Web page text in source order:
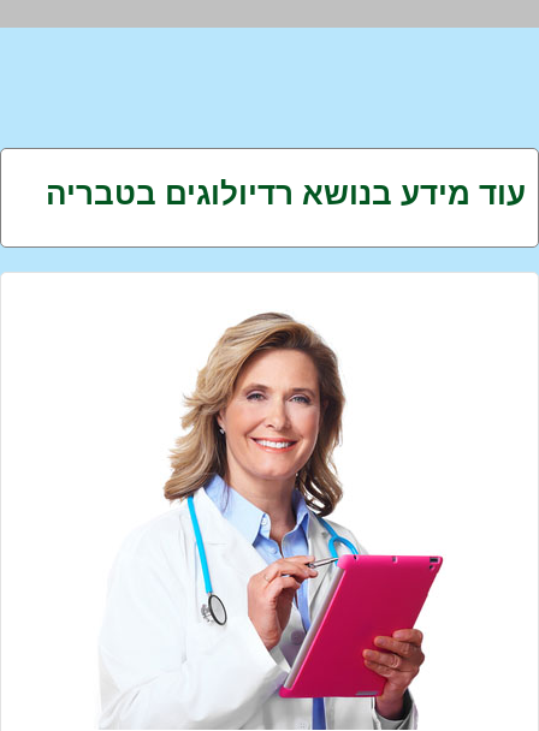
עוד מידע בנושא רדיולוגים בטבריה